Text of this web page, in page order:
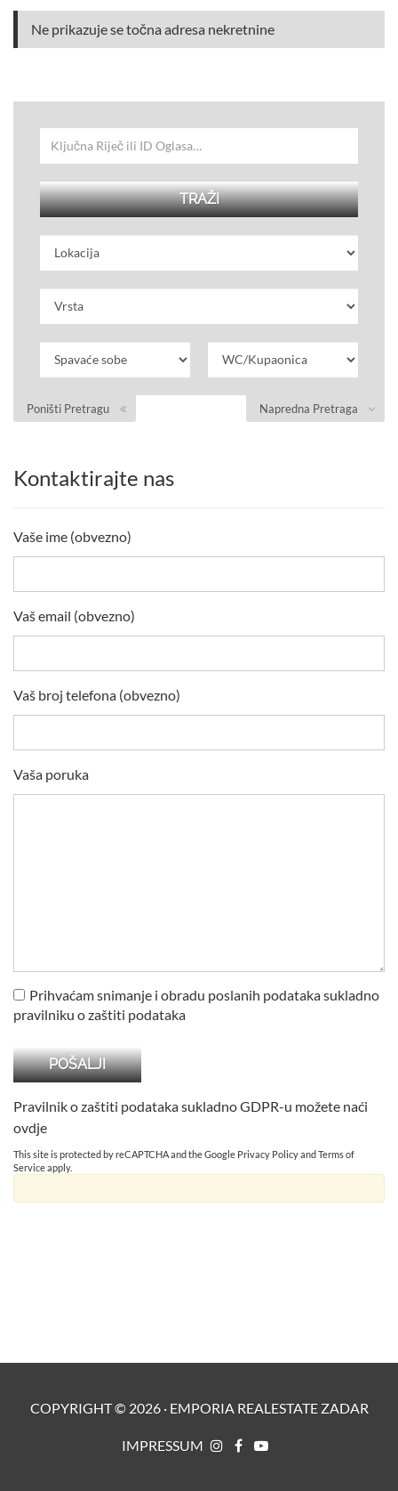
Ne prikazuje se točna adresa nekretnine
Napredna Pretraga
Poništi Pretragu
Kontaktirajte nas
Vaše ime (obvezno)
Vaš email (obvezno)
Vaš broj telefona (obvezno)
Vaša poruka
Prihvaćam snimanje i obradu poslanih podataka sukladno
pravilniku o zaštiti podataka
Pravilnik o zaštiti podataka sukladno GDPR-u možete naći
ovdje
This site is protected by reCAPTCHA and the Google Privacy PolicyandTerms of
Serviceapply.
COPYRIGHT © 2026· EMPORIA REALESTATE ZADAR
IMPRESSUM